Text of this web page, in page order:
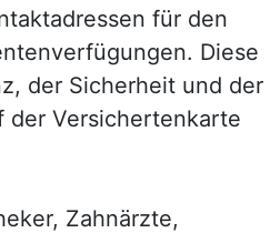
für den
Diese
der Sicherheit und der
der Versichertenkarte
Zahnärzte,